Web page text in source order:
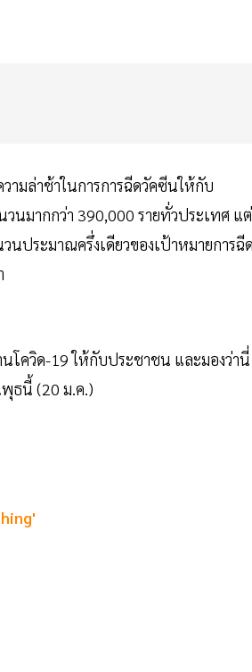
มล่าช้าในการการฉีดวัคซีนให้กับ
นมากกว่า 390,000 รายทั่วประเทศ แต่
ประมาณครึ่งเดียวของเป้าหมายการฉี
โควิด-19 ให้กับประชาชน และมองว่านี่
พุธนี้ (20 ม.ค.)